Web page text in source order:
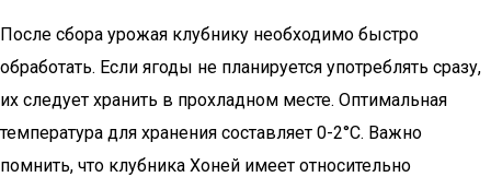
После сбора урожая клубнику необходимо быстро
обработать. Если ягоды не планируется употреблять сразу,
их следует хранить в прохладном месте. Оптимальная
температура для хранения составляет 0-2°C. Важно
помнить, что клубника Хоней имеет относительно